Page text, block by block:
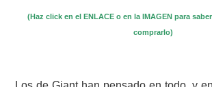
(Haz click en el ENLACE o en la IMAGEN para
comprarlo)